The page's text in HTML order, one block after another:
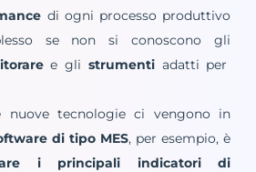
di ogni processo produttivo
se non si conoscono gli
e gli strumentiadatti per
nuove tecnologie ci vengono in
di tipo MES, per esempio, è
i principali indicatori di